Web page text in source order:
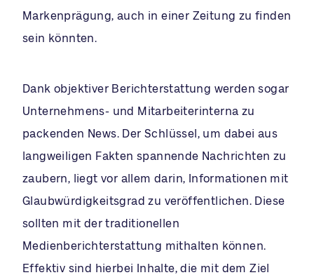
Markenprägung, auch in einer Zeitung zu finden
sein könnten.
Dank objektiver Berichterstattung werden sogar
Unternehmens- und Mitarbeiterinterna zu
packenden News. Der Schlüssel, um dabei aus
langweiligen Fakten spannende Nachrichten zu
zaubern, liegt vor allem darin, Informationen mit
Glaubwürdigkeitsgrad zu veröffentlichen. Diese
sollten mit der traditionellen
Medienberichterstattung mithalten können.
Effektiv sind hierbei Inhalte, die mit dem Ziel